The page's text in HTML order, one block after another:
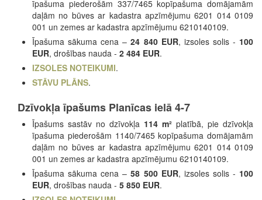
īpašuma piederošām 337/7465 kopīpašuma domājamām
daļām no būves ar kadastra apzīmējumu 6201 014 0109
001 un zemes ar kadastra apzīmējumu 6210140109.
Īpašuma sākuma cena –24 840 EUR, izsoles solis - 100
EUR, drošības nauda - 2 484 EUR.
IZSOLES NOTEIKUMI.
STĀVU PLĀNS.
Dzīvokļa īpašums Planīcas ielā 4-7
Īpašums sastāv no dzīvokļa 114 m² platībā, pie dzīvokļa
īpašuma piederošām 1140/7465 kopīpašuma domājamām
daļām no būves ar kadastra apzīmējumu 6201 014 0109
001 un zemes ar kadastra apzīmējumu 6210140109.
Īpašuma sākuma cena –58 500 EUR, izsoles solis - 100
EUR, drošības nauda - 5 850 EUR.